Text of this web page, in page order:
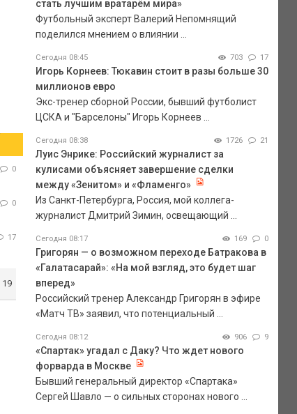
0
0
17
19
стать лучшим вратарём мира»
Футбольный эксперт Валерий Непомнящий
поделился мнением о влиянии ...
Сегодня 08:45 703 17
Игорь Корнеев: Тюкавин стоит в разы больше 30
миллионов евро
Экс-тренер сборной России, бывший футболист
ЦСКА и "Барселоны" Игорь Корнеев ...
Сегодня 08:38 1726 21
Луис Энрике: Российский журналист за
кулисами объясняет завершение сделки
между «Зенитом» и «Фламенго»
Из Санкт-Петербурга, Россия, мой коллега-
журналист Дмитрий Зимин, освещающий ...
Сегодня 08:17 169 0
Григорян — о возможном переходе Батракова в
«Галатасарай»: «На мой взгляд, это будет шаг
вперед»
Российский тренер Александр Григорян в эфире
«Матч ТВ» заявил, что потенциальный ...
Сегодня 08:12 906 9
«Спартак» угадал с Даку? Что ждет нового
форварда в Москве
Бывший генеральный директор «Спартака»
Сергей Шавло — о сильных сторонах нового ...